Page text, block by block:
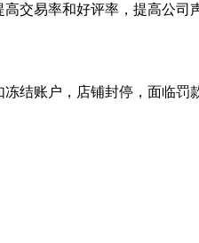
交易率和好评率，提高公司
结账户，店铺封停，面临罚